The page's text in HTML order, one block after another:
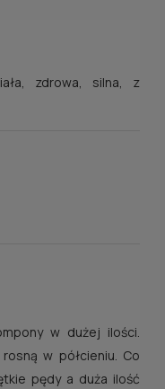
zdrowa, silna, z
w dużej ilości.
w półcieniu. Co
pędy a duża ilość